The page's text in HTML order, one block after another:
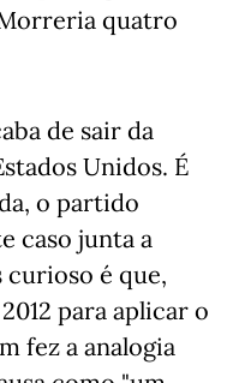
quatro
de sair da
Unidos. É
o partido
caso junta a
curioso é que,
para aplicar o
fez a analogia